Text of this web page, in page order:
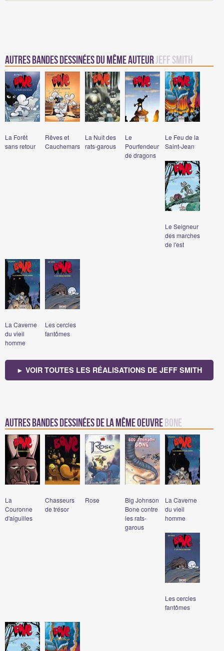
Autres Bandes Dessinées du même auteurJeff Smith
La Forêt
sans retour
Rêves et
Cauchemars
La Nuit des
rats-garous
Le
Pourfendeur
de dragons
Le Feu de la
Saint-Jean
Le Seigneur
des marches
de l'est
La Caverne
du vieil
homme
Les cercles
fantômes
► VOIR TOUTES LES RÉALISATIONS DE JEFF SMITH
Autres bandes dessinées de la même oeuvre Bone
La
Couronne
d'aiguilles
Chasseurs
de trésor
Rose
Big Johnson
Bone contre
les rats-
garous
La Caverne
du vieil
homme
Les cercles
fantômes